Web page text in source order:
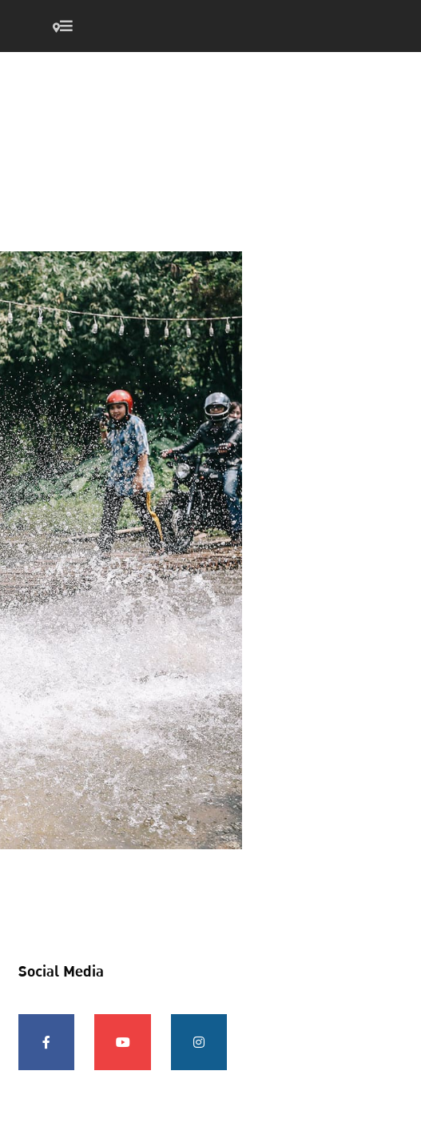
Social Media